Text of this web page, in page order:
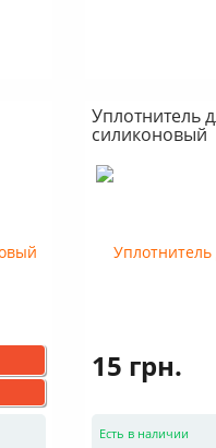
Уплотнитель
силиконовый
15 грн.
Есть в наличии